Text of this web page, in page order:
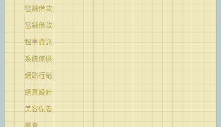
當舖借款
當鋪借款
租車資訊
系統傢俱
網路行銷
網頁設計
美容保養
美食